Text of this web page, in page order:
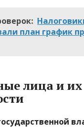
план график
лица и их